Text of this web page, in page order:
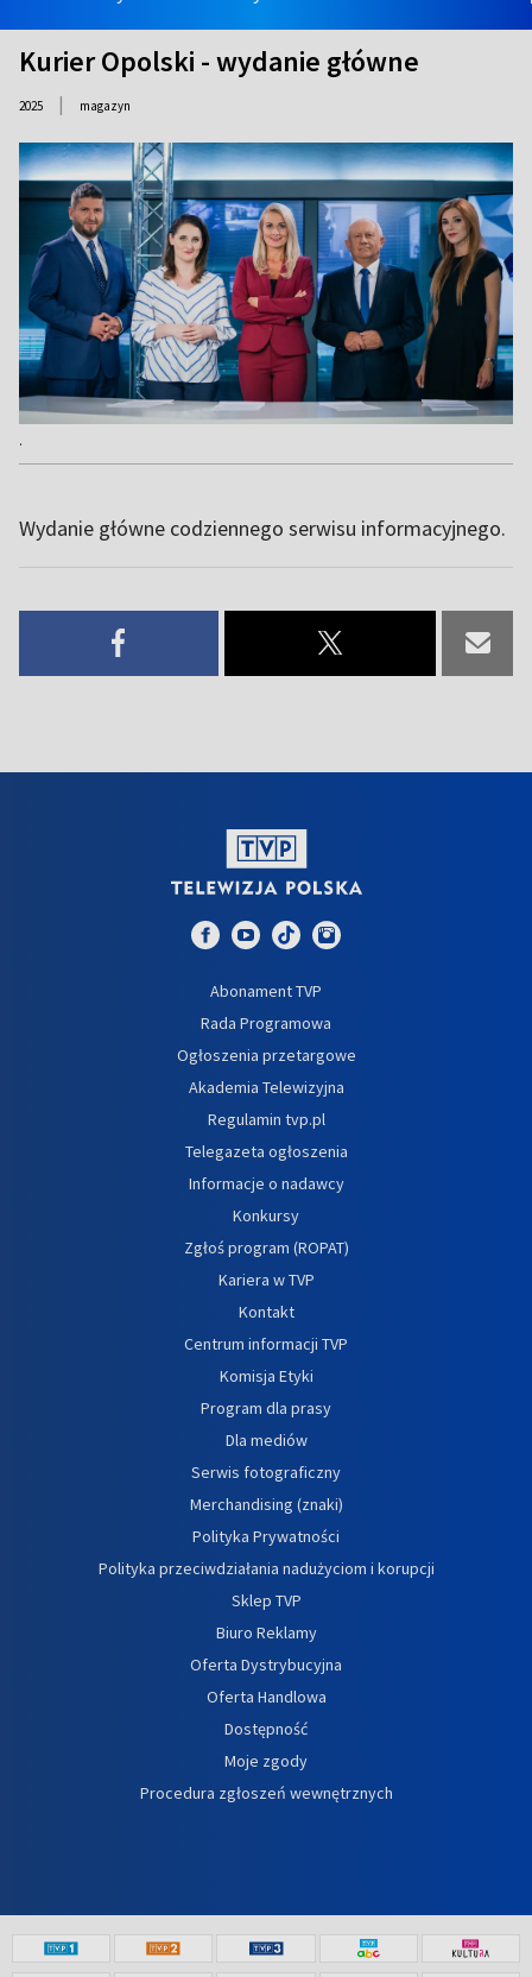
Kurier Opolski - wydanie główne
2025 | magazyn
.
Wydanie główne codziennego serwisu informacyjnego.
Abonament TVP
Rada Programowa
Ogłoszenia przetargowe
Akademia Telewizyjna
Regulamin tvp.pl
Telegazeta ogłoszenia
Informacje o nadawcy
Konkursy
Zgłoś program (ROPAT)
Kariera w TVP
Kontakt
Centrum informacji TVP
Komisja Etyki
Program dla prasy
Dla mediów
Serwis fotograficzny
Merchandising (znaki)
Polityka Prywatności
Polityka przeciwdziałania nadużyciom i korupcji
Sklep TVP
Biuro Reklamy
Oferta Dystrybucyjna
Oferta Handlowa
Dostępność
Moje zgody
Procedura zgłoszeń wewnętrznych